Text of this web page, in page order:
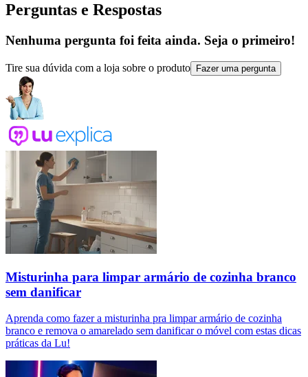
Perguntas e Respostas
Nenhuma pergunta foi feita ainda. Seja o primeiro!
Tire sua dúvida com a loja sobre o produto Fazer uma pergunta
Misturinha para limpar armário de cozinha branco
sem danificar
Aprenda como fazer a misturinha pra limpar armário de cozinha
branco e remova o amarelado sem danificar o móvel com estas dicas
práticas da Lu!